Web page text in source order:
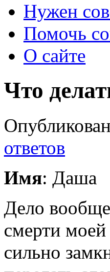
Нужен
Помочь
О сайте
Что
ответов
Имя: Даша
Дело
смерти
сильно